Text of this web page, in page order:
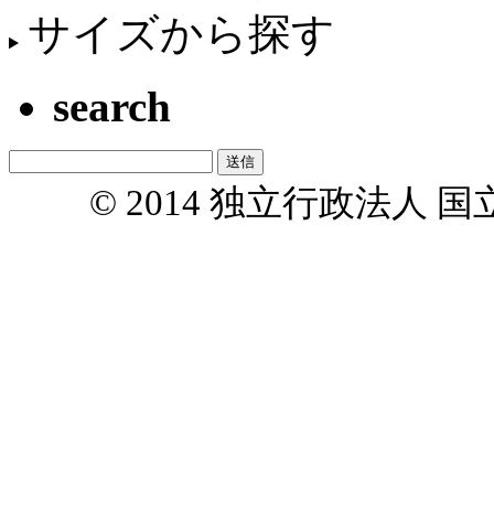
サイズから探す
search
© 2014 独立行政法人 国